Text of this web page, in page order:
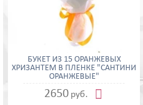
БУКЕТ ИЗ 15 ОРАНЖЕВЫХ
ХРИЗАНТЕМ В ПЛЕНКЕ "САНТИНИ
ОРАНЖЕВЫЕ"
2650 руб. 